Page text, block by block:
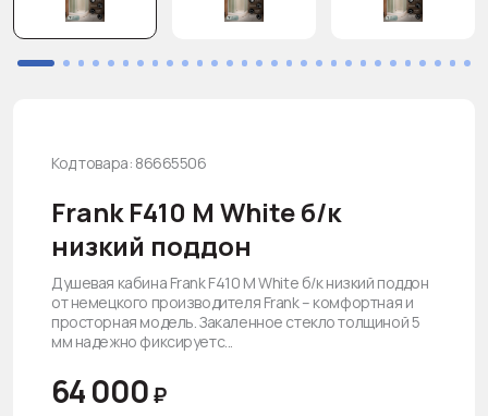
Код товара: 86665506
Frank F410 М White б/к
низкий поддон
Душевая кабина Frank F410 М White б/к низкий поддон
от немецкого производителя Frank – комфортная и
просторная модель. Закаленное стекло толщиной 5
мм надежно фиксируетс...
64 000₽